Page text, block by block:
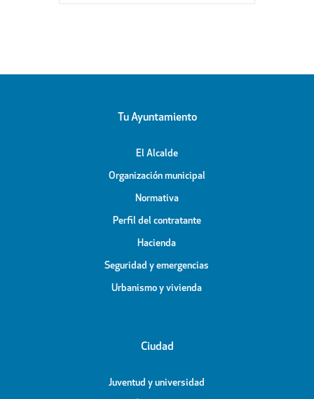
Tu Ayuntamiento
El Alcalde
Organización municipal
Normativa
Perfil del contratante
Hacienda
Seguridad y emergencias
Urbanismo y vivienda
Ciudad
Juventud y universidad